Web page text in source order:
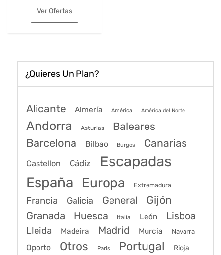
original
era: es:
Ver Ofertas
¿Quieres Un Plan?
Alicante Almería América América del Norte
Andorra Asturias Baleares
Barcelona Bilbao Burgos Canarias
Castellon Cádiz Escapadas
España Europa Extremadura
Francia Galicia General Gijón
Granada Huesca Italia León Lisboa
Lleida Madeira Madrid Murcia Navarra
Oporto Otros Paris Portugal Rioja